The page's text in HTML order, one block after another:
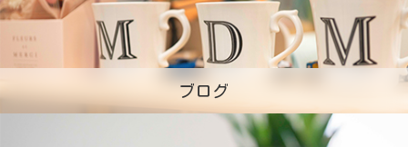
ブログ